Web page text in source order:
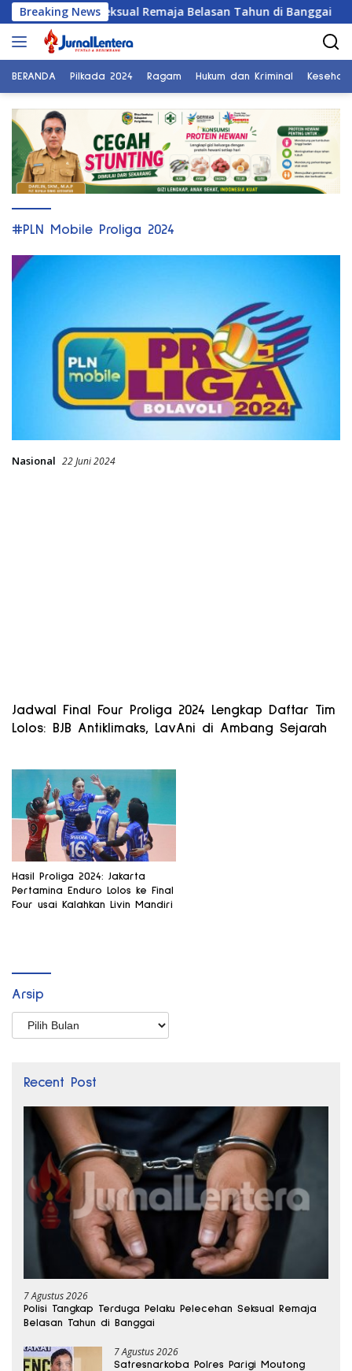
Langsung
ke
konten
Breaking NewsSeksual Remaja Belasan Tahun di Banggai
BERANDA Pilkada 2024 Ragam Hukum dan Kriminal
#PLN Mobile Proliga 2024
Nasional 22 Juni 2024
Jadwal Final Four Proliga 2024 Lengkap Daftar Tim
Lolos: BJB Antiklimaks, LavAni di Ambang Sejarah
Hasil Proliga 2024: Jakarta
Pertamina Enduro Lolos ke Final
Four usai Kalahkan Livin Mandiri
Arsip
Arsip
Recent Post
7 Agustus 2026
Polisi Tangkap Terduga Pelaku Pelecehan Seksual Remaja
Belasan Tahun di Banggai
7 Agustus 2026
Satresnarkoba Polres Parigi Moutong